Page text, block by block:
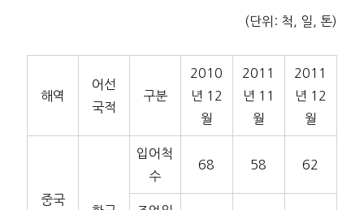
(단위: 척, 일, 톤)
해역
어선
국적
구분
2010
년 12
월
2011
년 11
월
2011
년 12
월
중국
입어척
수
68 58 62